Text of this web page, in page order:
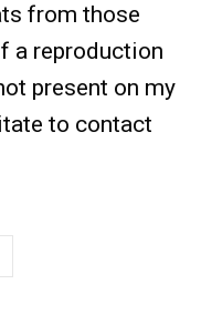
from those
a reproduction
present on my
to contact